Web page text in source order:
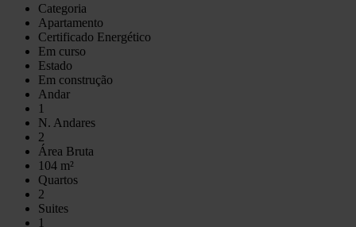
Categoria
Apartamento
Certificado Energético
Em curso
Estado
Em construção
Andar
1
N. Andares
2
Área Bruta
104 m²
Quartos
2
Suites
1